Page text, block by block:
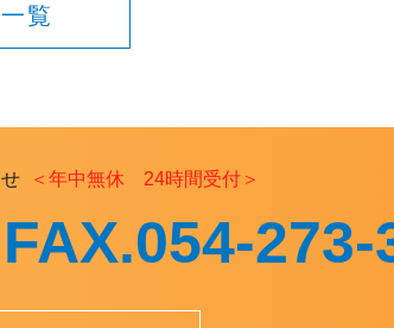
覧
＜年中無休 24時間受付＞
273-